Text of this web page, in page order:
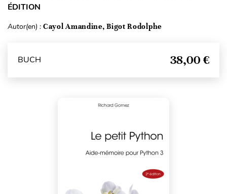
ÉDITION
Autor(en) : Cayol Amandine, Bigot Rodolphe
BUCH 38,00 €